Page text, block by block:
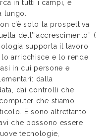
in tutti i campi, e
lungo.
c’è solo la prospettiva
dell’“accrescimento” (
supporta il lavoro
arricchisce e lo rende
in cui persone e
dalla
dai controlli che
che stiamo
E sono altrettanto
che possono essere
tecnologie,